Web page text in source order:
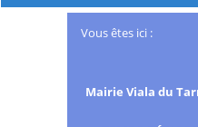
Vous êtes ici :
Mairie Viala du